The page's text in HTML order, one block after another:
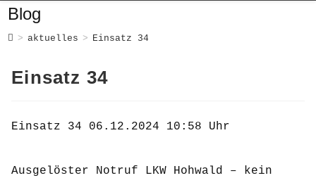
Blog
> aktuelles > Einsatz 34
Einsatz 34
Einsatz 34 06.12.2024 10:58 Uhr
Ausgelöster Notruf LKW Hohwald – kein